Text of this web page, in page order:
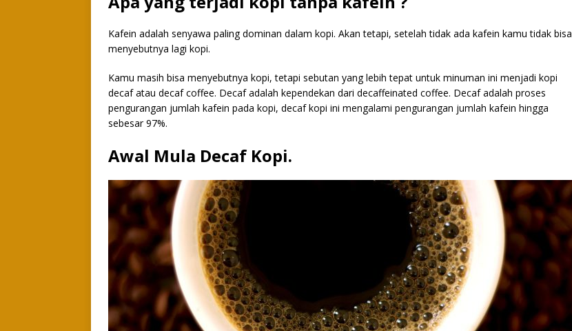
Kafein adalah senyawa paling dominan dalam kopi. Akan tetapi, setelah tidak ada kafein kamu tidak bisa
menyebutnya lagi kopi.
Kamu masih bisa menyebutnya kopi, tetapi sebutan yang lebih tepat untuk minuman ini menjadi kopi
decaf atau decaf coffee. Decaf adalah kependekan dari decaffeinated coffee. Decaf adalah proses
pengurangan jumlah kafein pada kopi, decaf kopi ini mengalami pengurangan jumlah kafein hingga
sebesar 97%.
Awal Mula Decaf Kopi.